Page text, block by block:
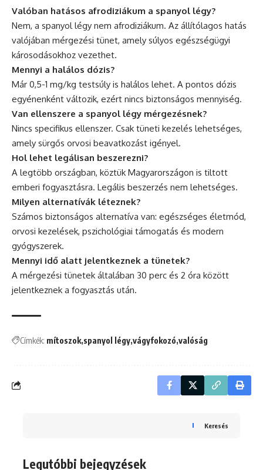
Valóban hatásos afrodiziákum a spanyol légy?
Nem, a spanyol légy nem afrodiziákum. Az állítólagos hatás
valójában mérgezési tünet, amely súlyos egészségügyi
károsodásokhoz vezethet.
Mennyi a halálos dózis?
Már 0,5-1 mg/kg testsúly is halálos lehet. A pontos dózis
egyénenként változik, ezért nincs biztonságos mennyiség.
Van ellenszere a spanyol légy mérgezésnek?
Nincs specifikus ellenszer. Csak tüneti kezelés lehetséges,
amely sürgős orvosi beavatkozást igényel.
Hol lehet legálisan beszerezni?
A legtöbb országban, köztük Magyarországon is tiltott
emberi fogyasztásra. Legális beszerzés nem lehetséges.
Milyen alternatívák léteznek?
Számos biztonságos alternatíva van: egészséges életmód,
orvosi kezelések, pszichológiai támogatás és modern
gyógyszerek.
Mennyi idő alatt jelentkeznek a tünetek?
A mérgezési tünetek általában 30 perc és 2 óra között
jelentkeznek a fogyasztás után.
Címkék: mítoszok spanyol légy vágyfokozó valóság
Keresés
Legutóbbi bejegyzések